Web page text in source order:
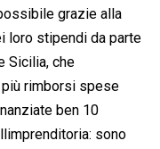
grazie alla
loro stipendi da parte
Sicilia, che
rimborsi spese
ben 10
sono